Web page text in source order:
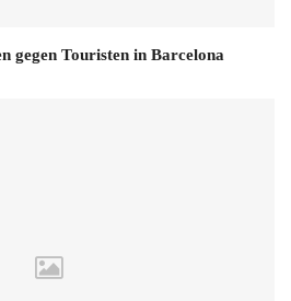
gegen Touristen in Barcelona